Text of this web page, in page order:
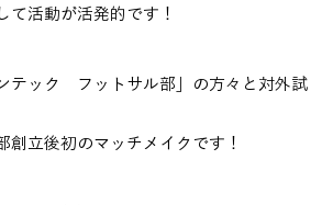
て活動が活発的です！
テック フットサル部」の方々と対外試
創立後初のマッチメイクです！